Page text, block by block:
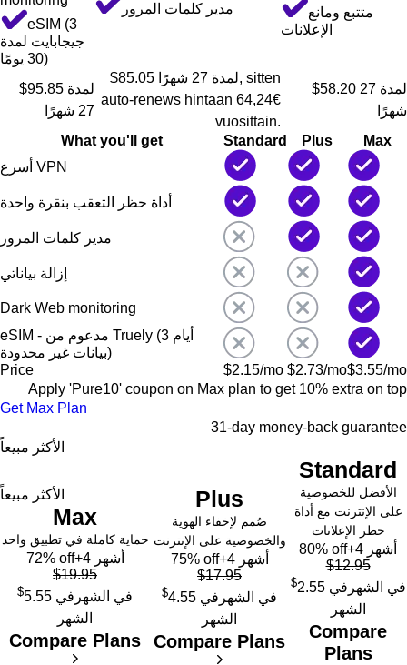
eSIM (3
جيجابايت لمدة
30 يومًا)
مدير كلمات المرور
متتبع ومانع
الإعلانات
$95.85 لمدة
27 شهرًا
$85.05 لمدة 27 شهرًا, sitten
auto-renews hintaan 64,24€
vuosittain.
$58.20 لمدة 27
شهرًا
What you'll get
Standard Plus
Max
أسرع VPN
أداة حظر التعقب بنقرة واحدة
مدير كلمات المرور
إزالة بياناتي
Dark Web monitoring
eSIM - مدعوم من Truely (3 أيام
بيانات غير محدودة)
Price
$2.15/mo $2.73/mo$3.55/mo
Apply 'Pure10' coupon on Max plan to get 10% extra on top
Get Max Plan
31-day money-back guarantee
الأكثر مبيعاً
الأكثر مبيعاً
Max
حماية كاملة في تطبيق واحد
72% off
+4 أشهر
$19.95
$5.55 في الشهر في
الشهر
Compare Plans
Plus
صُمم لإخفاء الهوية
والخصوصية على الإنترنت
75% off
+4 أشهر
$17.95
$4.55 في الشهر في
الشهر
Compare Plans
Standard
الأفضل للخصوصية
على الإنترنت مع أداة
حظر الإعلانات
80% off
+4 أشهر
$12.95
$2.55 في الشهر في
الشهر
Compare
Plans